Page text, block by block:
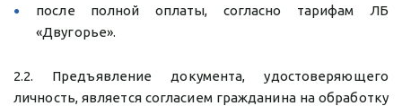
после полной оплаты, согласно тарифам ЛБ
«Двугорье».
2.2. Предъявление документа, удостоверяющего
личность, является согласием гражданина на обработку